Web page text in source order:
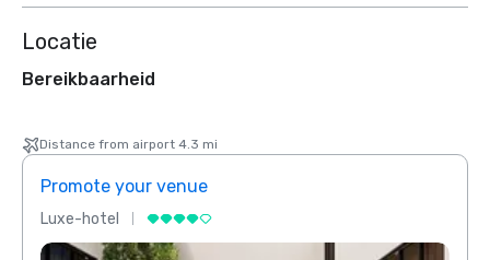
Locatie
Bereikbaarheid
Distance from airport 4.3 mi
Promote your venue
Luxe-hotel